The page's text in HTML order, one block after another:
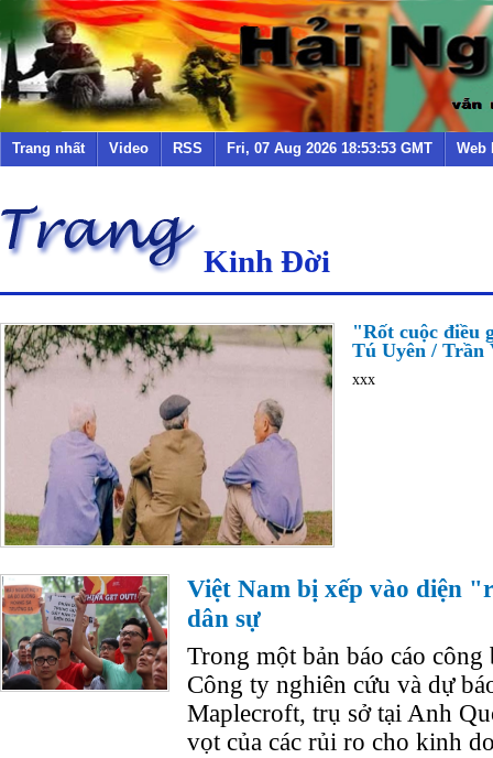
Trang nhất Video RSS Fri, 07 Aug 2026 18:53:53 GMT Web
Kinh Đời
"Rốt cuộc điều
Tú Uyên / Trần
xxx
Việt Nam bị xếp vào diện
dân sự
Trong một bản báo cáo
Công ty nghiên cứu và dự
Maplecroft, trụ sở tại Anh
vọt của các rủi ro cho kinh